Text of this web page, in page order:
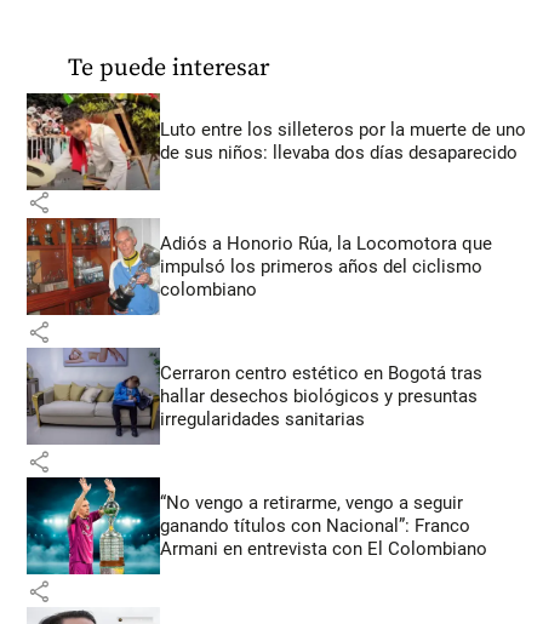
Te puede interesar
Luto entre los silleteros por la muerte de uno
de sus niños: llevaba dos días desaparecido
share
Adiós a Honorio Rúa, la Locomotora que
impulsó los primeros años del ciclismo
colombiano
share
Cerraron centro estético en Bogotá tras
hallar desechos biológicos y presuntas
irregularidades sanitarias
share
“No vengo a retirarme, vengo a seguir
ganando títulos con Nacional”: Franco
Armani en entrevista con El Colombiano
share